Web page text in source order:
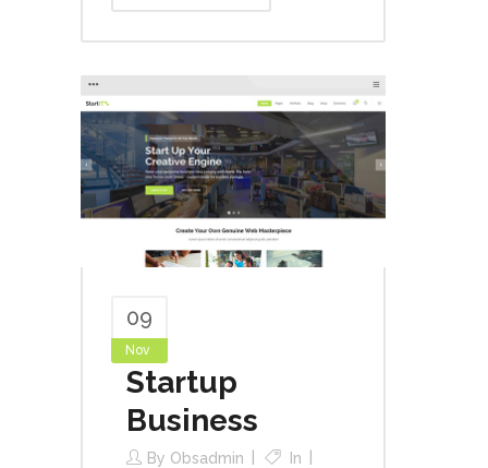
09
Nov
Startup
Business
By Obsadmin
In